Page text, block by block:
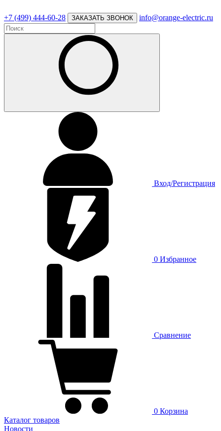
+7 (499) 444-60-28 ЗАКАЗАТЬ ЗВОНОК info@orange-electric.ru
Вход/Регистрация
0 Избранное
Сравнение
0 Корзина
Каталог товаров
Новости